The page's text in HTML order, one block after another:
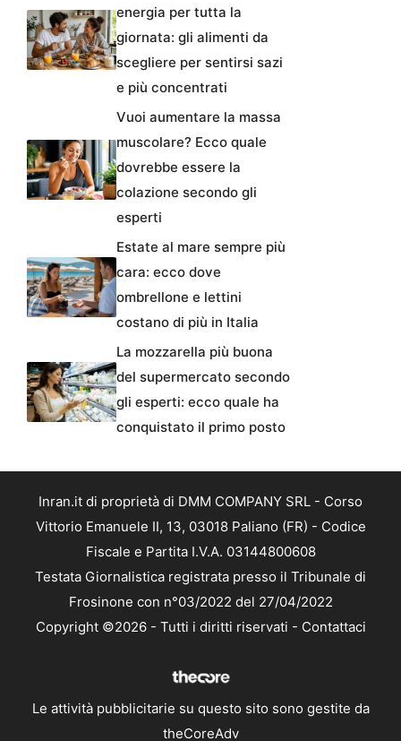
energia per tutta la
giornata: gli alimenti da
scegliere per sentirsi sazi
e più concentrati
Vuoi aumentare la massa
muscolare? Ecco quale
dovrebbe essere la
colazione secondo gli
esperti
Estate al mare sempre più
cara: ecco dove
ombrellone e lettini
costano di più in Italia
La mozzarella più buona
del supermercato secondo
gli esperti: ecco quale ha
conquistato il primo posto
Inran.it di proprietà di DMM COMPANY SRL - Corso
Vittorio Emanuele II, 13, 03018 Paliano (FR) - Codice
Fiscale e Partita I.V.A. 03144800608
Testata Giornalistica registrata presso il Tribunale di
Frosinone con n°03/2022 del 27/04/2022
Copyright ©2026 - Tutti i diritti riservati - Contattaci
Le attività pubblicitarie su questo sito sono gestite da
theCoreAdv